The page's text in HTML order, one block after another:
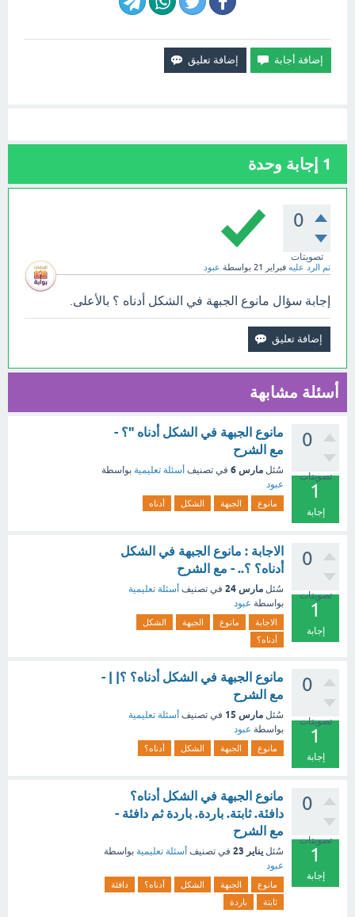
1 إجابة وحدة
0
تصويتات
تم الرد عليه فبراير 21 بواسطة عبود
إجابة سؤال مانوع الجبهة في الشكل أدناه ؟ بالأعلى.
أسئلة مشابهة
0
تصويتات
1
إجابة
مانوع الجبهة في الشكل أدناه "؟ -
مع الشرح
سُئل مارس 6 في تصنيف أسئلة تعليمية بواسطة
عبود
مانوع الجبهة الشكل أدناه
0
تصويتات
1
إجابة
الاجابة : مانوع الجبهة في الشكل
أدناه؟ ؟.. - مع الشرح
سُئل مارس 24 في تصنيف أسئلة تعليمية
بواسطة عبود
الاجابة مانوع الجبهة
الشكل
أدناه؟
0
تصويتات
1
إجابة
مانوع الجبهة في الشكل أدناه؟ ؟| | -
مع الشرح
سُئل مارس 15 في تصنيف أسئلة تعليمية
بواسطة عبود
مانوع الجبهة الشكل أدناه؟
0
تصويتات
1
إجابة
مانوع الجبهة في الشكل أدناه؟
دافئة. ثابتة. باردة. باردة ثم دافئة -
مع الشرح
سُئل يناير 23 في تصنيف أسئلة تعليمية بواسطة
عبود
مانوع الجبهة الشكل أدناه؟
دافئة
ثابتة
باردة